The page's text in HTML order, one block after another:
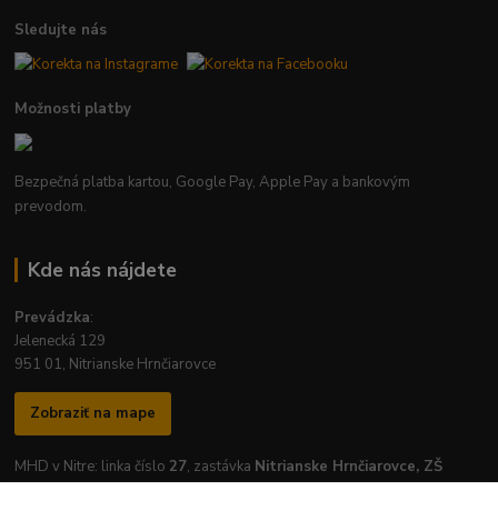
Sledujte nás
Možnosti platby
Bezpečná platba kartou, Google Pay, Apple Pay a bankovým
prevodom.
Kde nás nájdete
Prevádzka:
Jelenecká 129
951 01, Nitrianske Hrnčiarovce
Zobraziť na mape
MHD v Nitre: linka číslo 27, zastávka Nitrianske Hrnčiarovce, ZŠ